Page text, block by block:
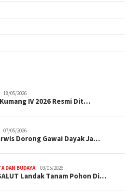
18/05/2026
IV 2026 Resmi Dit…
07/05/2026
Dorong Gawai Dayak Ja…
DAN BUDAYA 03/05/2026
Landak Tanam Pohon Di…